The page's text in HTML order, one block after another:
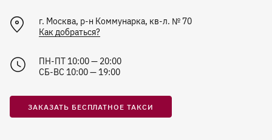
г. Москва, р-н Коммунарка, кв-л. № 70
Как добраться?
ПН-ПТ 10:00 — 20:00
СБ-ВС 10:00 — 19:00
ЗАКАЗАТЬ БЕСПЛАТНОЕ ТАКСИ